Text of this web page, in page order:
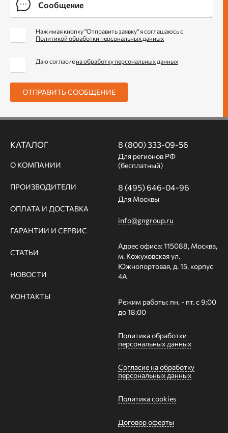
Нажимая кнопку "Отправить заявку" я соглашаюсь с
Политикой обработки персональных данных
Даю согласие на обработку персональных данных
ОТПРАВИТЬ СООБЩЕНИЕ
КАТАЛОГ
О КОМПАНИИ
ПРОИЗВОДИТЕЛИ
ОПЛАТА И ДОСТАВКА
ГАРАНТИИ И СЕРВИС
СТАТЬИ
НОВОСТИ
КОНТАКТЫ
8 (800) 333-09-56
Для регионов РФ
(бесплатный)
8 (495) 646-04-96
Для Москвы
info@gngroup.ru
Адрес офиса: 115088, Москва,
м. Кожуховская ул.
Южнопортовая, д. 15, корпус
4А
Режим работы: пн. - пт. с 9:00
до 18:00
Политика обработки
персональных данных
Согласие на обработку
персональных данных
Политика cookies
Договор оферты